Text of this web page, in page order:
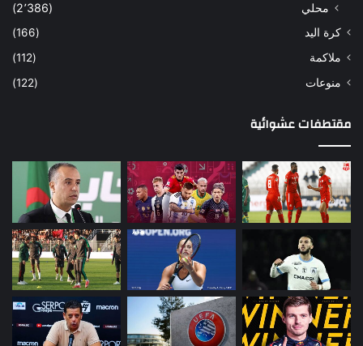
محلي
(2٬386)
كرة اليد
(166)
ملاكمة
(112)
منوعات
(122)
مقتطفات عشوائية